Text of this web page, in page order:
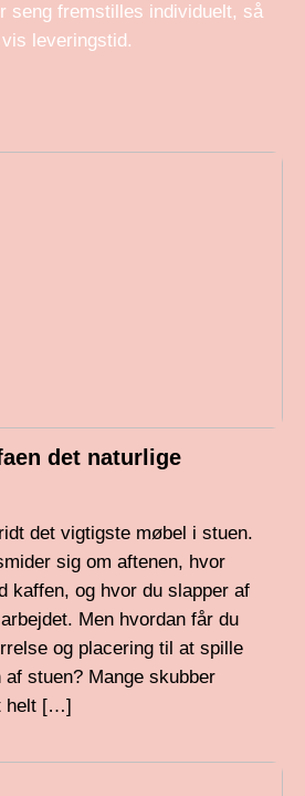
seng fremstilles individuelt, så
leveringstid.
det naturlige
det vigtigste møbel i stuen.
sig om aftenen, hvor
kaffen, og hvor du slapper af
Men hvordan får du
og placering til at spille
stuen? Mange skubber
helt […]